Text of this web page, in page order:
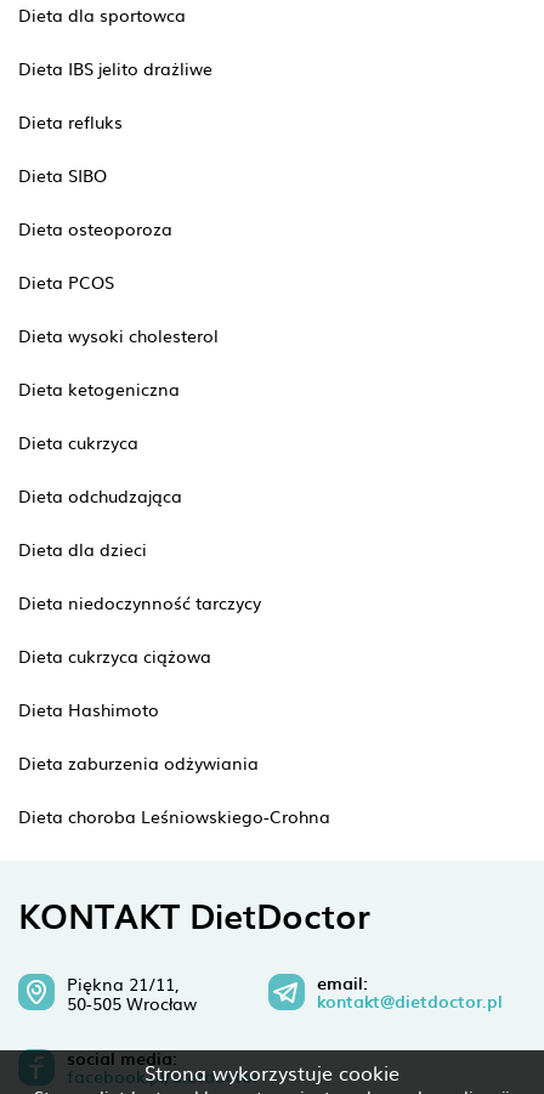
Strona wykorzystuje cookie
Dieta dla sportowca
Dieta IBS jelito drażliwe
Dieta refluks
Dieta SIBO
Dieta osteoporoza
Dieta PCOS
Dieta wysoki cholesterol
Dieta ketogeniczna
Dieta cukrzyca
Dieta odchudzająca
Dieta dla dzieci
Dieta niedoczynność tarczycy
Dieta cukrzyca ciążowa
Dieta Hashimoto
Dieta zaburzenia odżywiania
Dieta choroba Leśniowskiego-Crohna
KONTAKT DietDoctor
Piękna 21/11,
50-505 Wrocław
email:
kontakt@dietdoctor.pl
social media:
facebook.pl/dietdoctor